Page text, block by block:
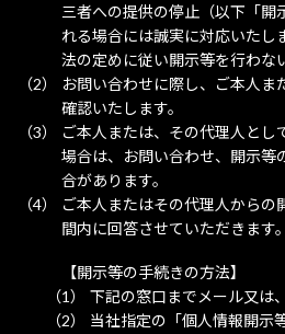
三者への提供の停止（以下「開
れる場合には誠実に対応いたし
法の定めに従い開示等を行わな
お問い合わせに際し、ご本人ま
確認いたします。
ご本人または、その代理人とし
場合は、お問い合わせ、開示等
合があります。
ご本人またはその代理人からの
間内に回答させていただきます。
【開示等の手続きの方法】
下記の窓口までメール又は
当社指定の「個人情報開示